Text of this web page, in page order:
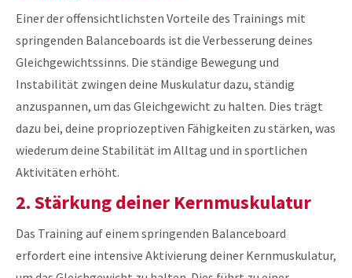
Einer der offensichtlichsten Vorteile des Trainings mit
springenden Balanceboards ist die Verbesserung deines
Gleichgewichtssinns. Die ständige Bewegung und
Instabilität zwingen deine Muskulatur dazu, ständig
anzuspannen, um das Gleichgewicht zu halten. Dies trägt
dazu bei, deine propriozeptiven Fähigkeiten zu stärken, was
wiederum deine Stabilität im Alltag und in sportlichen
Aktivitäten erhöht.
2. Stärkung deiner Kernmuskulatur
Das Training auf einem springenden Balanceboard
erfordert eine intensive Aktivierung deiner Kernmuskulatur,